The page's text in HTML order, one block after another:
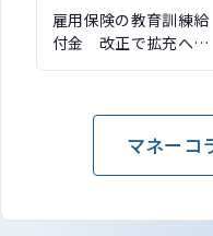
雇用保険の教育訓練給
付金 改正で拡充へ
200講座以上が新たに
マネーコ